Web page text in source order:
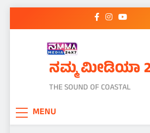
ನಮ್ಮ ಮೀಡಿಯಾ
THE SOUND OF COASTAL
MENU